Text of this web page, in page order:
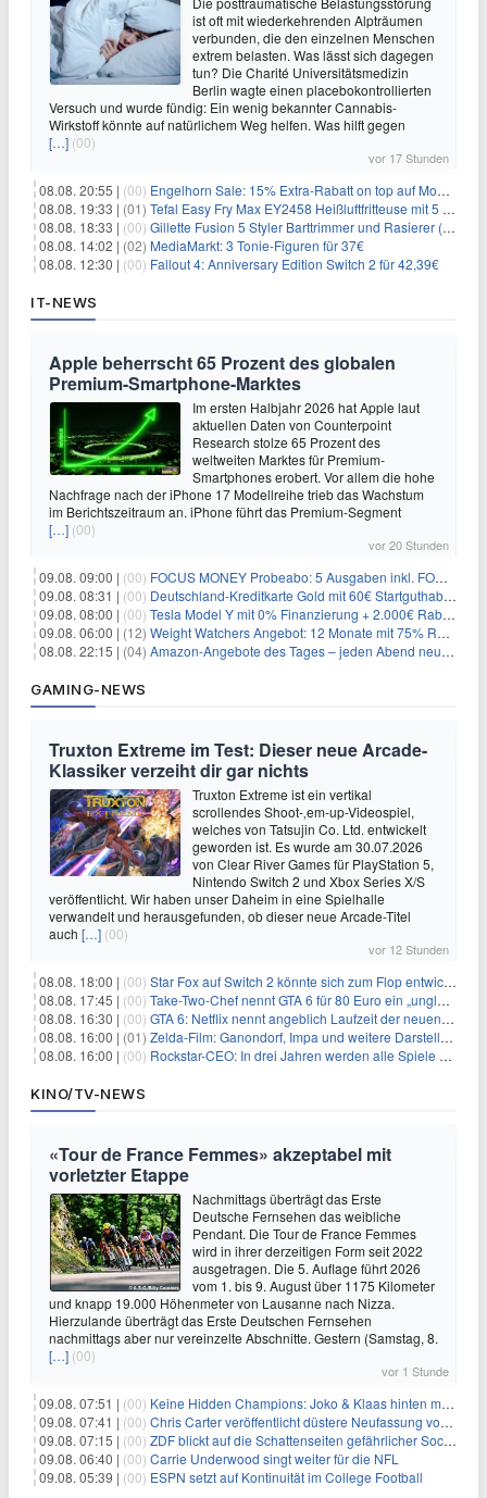
ist oft mit wiederkehrenden Alpträumen
verbunden, die den einzelnen Menschen
extrem belasten. Was lässt sich dagegen
tun? Die Charité Universitätsmedizin
Berlin wagte einen placebokontrollierten
Versuch und wurde fündig: Ein wenig bekannter Cannabis-
Wirkstoff könnte auf natürlichem Weg helfen. Was hilft gegen
[…] (00)
vor 17 Stunden
08.08. 20:55 | (00) Engelhorn Sale: 15% Extra-Rabatt on top auf Mode- und Sport-Artikel
08.08. 19:33 | (01) Tefal Easy Fry Max EY2458 Heißluftfritteuse mit 5 Litern für 64,99€
08.08. 18:33 | (00) Gillette Fusion 5 Styler Barttrimmer und Rasierer (All in One) für 16€
08.08. 14:02 | (02) MediaMarkt: 3 Tonie-Figuren für 37€
08.08. 12:30 | (00) Fallout 4: Anniversary Edition Switch 2 für 42,39€
IT-NEWS
Apple beherrscht 65 Prozent des globalen
Premium-Smartphone-Marktes
Im ersten Halbjahr 2026 hat Apple laut
aktuellen Daten von Counterpoint
Research stolze 65 Prozent des
weltweiten Marktes für Premium-
Smartphones erobert. Vor allem die hohe
Nachfrage nach der iPhone 17 Modellreihe trieb das Wachstum
im Berichtszeitraum an. iPhone führt das Premium-Segment
[…] (00)
vor 20 Stunden
09.08. 09:00 | (00) FOCUS MONEY Probeabo: 5 Ausgaben inkl. FOCUS+ Zugang für 5€
09.08. 08:31 | (00) Deutschland-Kreditkarte Gold mit 60€ Startguthaben (45€ Gewinn)
09.08. 08:00 | (00) Tesla Model Y mit 0% Finanzierung + 2.000€ Rabatt für 38.970€
09.08. 06:00 | (12) Weight Watchers Angebot: 12 Monate mit 75% Rabatt ab 6,25€/Monat
08.08. 22:15 | (04) Amazon-Angebote des Tages – jeden Abend neue Deals zum Stöbern
GAMING-NEWS
Truxton Extreme im Test: Dieser neue Arcade-
Klassiker verzeiht dir gar nichts
Truxton Extreme ist ein vertikal
scrollendes Shoot-‚em-up-Videospiel,
welches von Tatsujin Co. Ltd. entwickelt
geworden ist. Es wurde am 30.07.2026
von Clear River Games für PlayStation 5,
Nintendo Switch 2 und Xbox Series X/S
veröffentlicht. Wir haben unser Daheim in eine Spielhalle
verwandelt und herausgefunden, ob dieser neue Arcade-Titel
auch […] (00)
vor 12 Stunden
08.08. 18:00 | (00) Star Fox auf Switch 2 könnte sich zum Flop entwickeln
08.08. 17:45 | (00) Take-Two-Chef nennt GTA 6 für 80 Euro ein „unglaubliches Schnäppchen“
08.08. 16:30 | (00) GTA 6: Netflix nennt angeblich Laufzeit der neuen Gameplay-Präsentation
08.08. 16:00 | (01) Zelda-Film: Ganondorf, Impa und weitere Darsteller sollen feststehen
08.08. 16:00 | (00) Rockstar-CEO: In drei Jahren werden alle Spiele gestreamt
KINO/TV-NEWS
«Tour de France Femmes» akzeptabel mit
vorletzter Etappe
Nachmittags überträgt das Erste
Deutsche Fernsehen das weibliche
Pendant. Die Tour de France Femmes
wird in ihrer derzeitigen Form seit 2022
ausgetragen. Die 5. Auflage führt 2026
vom 1. bis 9. August über 1175 Kilometer
und knapp 19.000 Höhenmeter von Lausanne nach Nizza.
Hierzulande überträgt das Erste Deutschen Fernsehen
nachmittags aber nur vereinzelte Abschnitte. Gestern (Samstag, 8.
[…] (00)
vor 1 Stunde
09.08. 07:51 | (00) Keine Hidden Champions: Joko & Klaas hinten mit Best-Of
09.08. 07:41 | (00) Chris Carter veröffentlicht düstere Neufassung von «Akte X: Jenseits der Wahrheit»
09.08. 07:15 | (00) ZDF blickt auf die Schattenseiten gefährlicher Social-Media-Challenges
09.08. 06:40 | (00) Carrie Underwood singt weiter für die NFL
09.08. 05:39 | (00) ESPN setzt auf Kontinuität im College Football